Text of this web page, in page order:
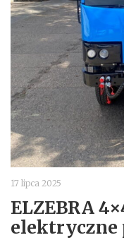
17 lipca 2025
ELZEBRA
elektryczne